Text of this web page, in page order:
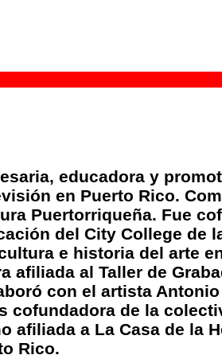
educadora y
en Puerto Rico.
Puertorriqueña. Fue
del City College de
e historia del arte
al Taller de
con el artista
cofundadora de la
a La Casa de la
Rico.